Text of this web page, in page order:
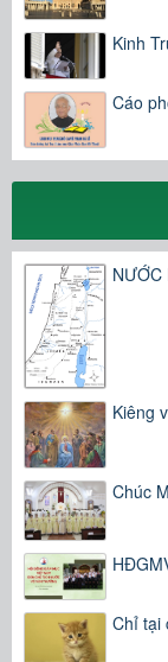
Kinh
Cáo
NƯỚC
Kiêng
Chúc
Chỉ tại